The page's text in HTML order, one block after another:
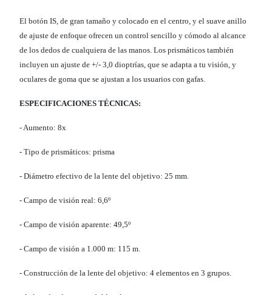
El botón IS, de gran tamaño y colocado en el centro, y el suave anillo
de ajuste de enfoque ofrecen un control sencillo y cómodo al alcance
de los dedos de cualquiera de las manos. Los prismáticos también
incluyen un ajuste de +/- 3,0 dioptrías, que se adapta a tu visión, y
oculares de goma que se ajustan a los usuarios con gafas.
ESPECIFICACIONES TÉCNICAS:
- Aumento: 8x
- Tipo de prismáticos: prisma
- Diámetro efectivo de la lente del objetivo: 25 mm.
- Campo de visión real: 6,6º
- Campo de visión aparente: 49,5º
- Campo de visión a 1.000 m: 115 m.
- Construcción de la lente del objetivo: 4 elementos en 3 grupos.